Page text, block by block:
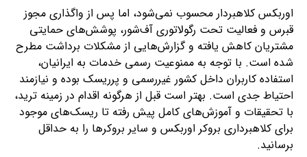
اوربکس کلاهبردار محسوب نمی‌شود، اما پس از واگذاری مجوز
قبرس و فعالیت تحت رگولاتوری آف‌شور، پوشش‌های حمایتی
مشتریان کاهش یافته و گزارش‌هایی از مشکلات برداشت مطرح
شده است. با توجه به ممنوعیت رسمی خدمات به ایرانیان،
استفاده کاربران داخل کشور غیررسمی و پرریسک بوده و نیازمند
احتیاط جدی است. بهتر است قبل از هرگونه اقدام در زمینه ترید،
با تحقیقات و آموزش‌های کامل پیش رفته تا ریسک‌های موجود
برای کلاهبرداری بروکر اوربکس و سایر بروکرها را به حداقل
برسانید.